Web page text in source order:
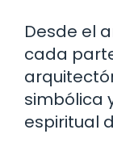
Desde el
cada
simbólica
espiritual